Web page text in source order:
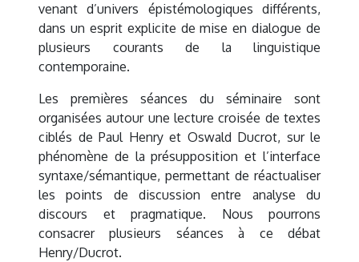
venant d’univers épistémologiques différents,
dans un esprit explicite de mise en dialogue de
plusieurs courants de la linguistique
contemporaine.
Les premières séances du séminaire sont
organisées autour une lecture croisée de textes
ciblés de Paul Henry et Oswald Ducrot, sur le
phénomène de la présupposition et l’interface
syntaxe/sémantique, permettant de réactualiser
les points de discussion entre analyse du
discours et pragmatique. Nous pourrons
consacrer plusieurs séances à ce débat
Henry/Ducrot.